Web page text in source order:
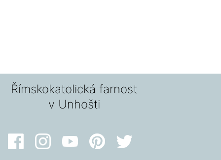
Římskokatolická farnost
v Unhošti